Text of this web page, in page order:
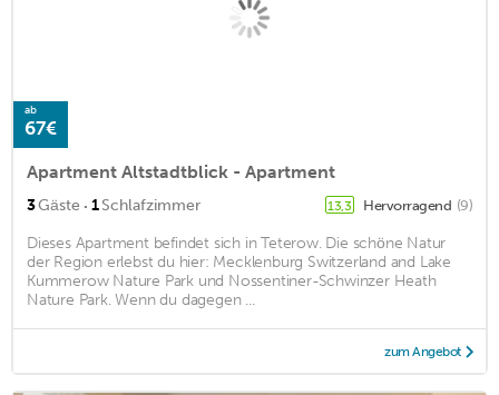
ab
67€
Apartment Altstadtblick - Apartment
3Gäste · 1Schlafzimmer 13,3 Hervorragend (9)
Dieses Apartment befindet sich in Teterow. Die schöne Natur
der Region erlebst du hier: Mecklenburg Switzerland and Lake
Kummerow Nature Park und Nossentiner-Schwinzer Heath
Nature Park. Wenn du dagegen ...
zum Angebot